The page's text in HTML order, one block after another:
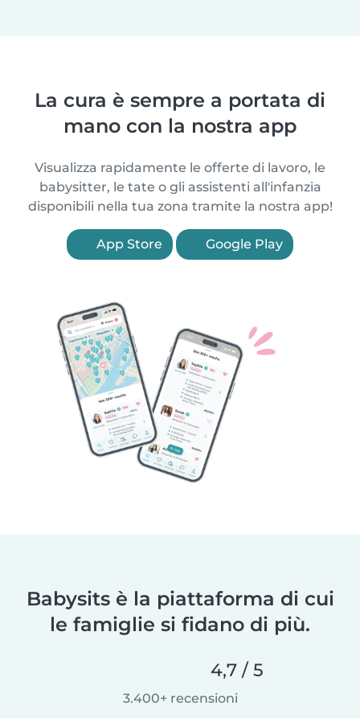
La cura è sempre a portata di
mano con la nostra app
Visualizza rapidamente le offerte di lavoro, le
babysitter, le tate o gli assistenti all'infanzia
disponibili nella tua zona tramite la nostra app!
App Store Google Play
Babysits è la piattaforma di cui
le famiglie si fidano di più.
4,7 / 5
3.400+ recensioni